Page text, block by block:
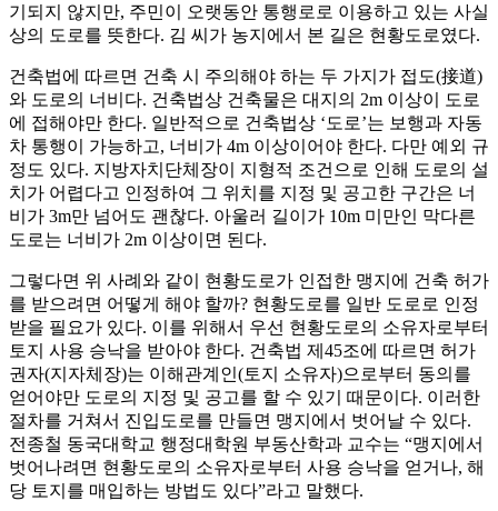
기되지 않지만, 주민이 오랫동안 통행로로 이용하고 있는 사실
상의 도로를 뜻한다. 김 씨가 농지에서 본 길은 현황도로였다.
건축법에 따르면 건축 시 주의해야 하는 두 가지가 접도(接道)
와 도로의 너비다. 건축법상 건축물은 대지의 2m 이상이 도로
에 접해야만 한다. 일반적으로 건축법상 ‘도로’는 보행과 자동
차 통행이 가능하고, 너비가 4m 이상이어야 한다. 다만 예외 규
정도 있다. 지방자치단체장이 지형적 조건으로 인해 도로의 설
치가 어렵다고 인정하여 그 위치를 지정 및 공고한 구간은 너
비가 3m만 넘어도 괜찮다. 아울러 길이가 10m 미만인 막다른
도로는 너비가 2m 이상이면 된다.
그렇다면 위 사례와 같이 현황도로가 인접한 맹지에 건축 허가
를 받으려면 어떻게 해야 할까? 현황도로를 일반 도로로 인정
받을 필요가 있다. 이를 위해서 우선 현황도로의 소유자로부터
토지 사용 승낙을 받아야 한다. 건축법 제45조에 따르면 허가
권자(지자체장)는 이해관계인(토지 소유자)으로부터 동의를
얻어야만 도로의 지정 및 공고를 할 수 있기 때문이다. 이러한
절차를 거쳐서 진입도로를 만들면 맹지에서 벗어날 수 있다.
전종철 동국대학교 행정대학원 부동산학과 교수는 “맹지에서
벗어나려면 현황도로의 소유자로부터 사용 승낙을 얻거나, 해
당 토지를 매입하는 방법도 있다”라고 말했다.